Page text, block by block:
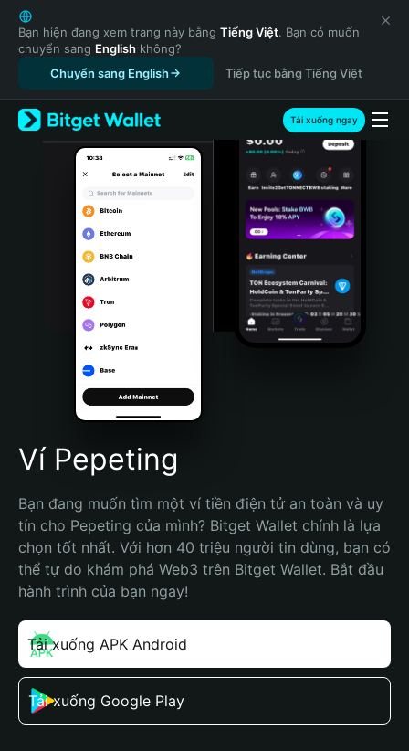
English
日本語
Tiếng Việt
Русский
Español (Latinoamérica)
Türkçe
Italiano
Português (Portugal)
Bahasa Indonesia
Português (Brasil)
Español (Argentina)
Bạn hiện đang xem trang này bằng Tiếng Việt. Bạn có muốn
chuyển sang English không?
Chuyển sang English
Tiếp tục bằng Tiếng Việt
Tải xuống ngay
Ví Pepeting
Bạn đang muốn tìm một ví tiền điện tử an toàn và uy
tín cho Pepeting của mình? Bitget Wallet chính là lựa
chọn tốt nhất. Với hơn 40 triệu người tin dùng, bạn có
thể tự do khám phá Web3 trên Bitget Wallet. Bắt đầu
hành trình của bạn ngay!
Tải xuống APK Android
Tải xuống Google Play